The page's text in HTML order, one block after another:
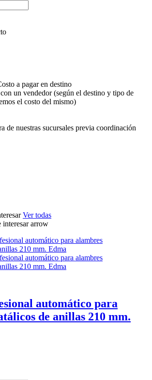
a pagar en destino
un vendedor (según el destino y tipo de
el costo del mismo)
de nuestras sucursales previa coordinación
Ver todas
automático para
de anillas 210 mm.